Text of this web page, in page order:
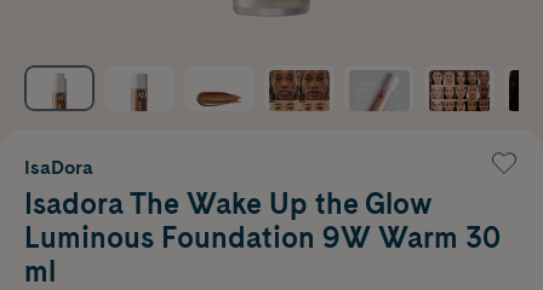
IsaDora
Isadora The Wake Up the Glow
Luminous Foundation 9W Warm 30
ml